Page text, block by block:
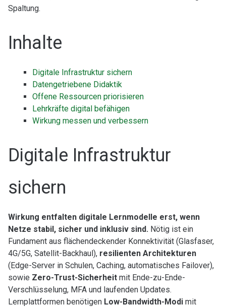
Spaltung.
Inhalte
Digitale Infrastruktur sichern
Datengetriebene Didaktik
Offene Ressourcen priorisieren
Lehrkräfte digital befähigen
Wirkung messen und verbessern
Digitale Infrastruktur
sichern
Wirkung entfalten digitale Lernmodelle erst, wenn
Netze stabil, sicher und inklusiv sind. Nötig ist ein
Fundament aus flächendeckender Konnektivität (Glasfaser,
4G/5G, Satellit-Backhaul), resilienten Architekturen
(Edge-Server in Schulen, Caching, automatisches Failover),
sowie Zero-Trust-Sicherheitmit Ende-zu-Ende-
Verschlüsselung, MFA und laufenden Updates.
Lernplattformen benötigen Low-Bandwidth-Modimit